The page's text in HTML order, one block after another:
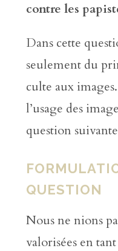
contre les
Dans cette
seulement du
culte aux
l’usage des
question
QUESTION
Nous ne nions
valorisées en